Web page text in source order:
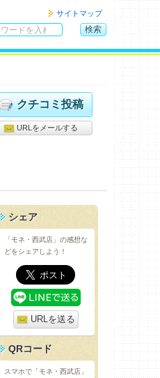
サイトマップ
検索
クチコミ投稿
URLをメールする
シェア
「モネ・西武店」の感想な
どをシェアしよう！
URLを送る
QRコード
スマホで「モネ・西武店」